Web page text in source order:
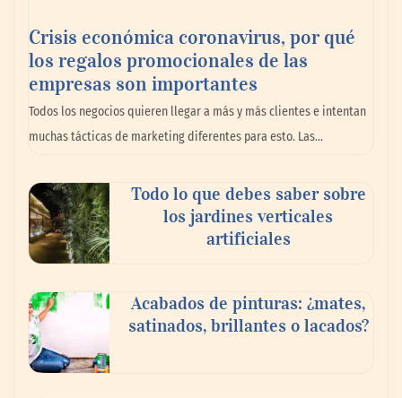
experiencia desde mediodía hasta el
anochecer con cocina abierta
Crisis económica coronavirus, por qué
los regalos promocionales de las
empresas son importantes
Todos los negocios quieren llegar a más y más clientes e intentan
muchas tácticas de marketing diferentes para esto. Las…
Todo lo que debes saber sobre
los jardines verticales
artificiales
Acabados de pinturas: ¿mates,
satinados, brillantes o lacados?